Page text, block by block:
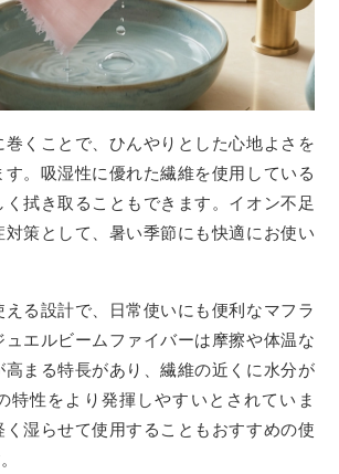
くことで、ひんやりとした心地よさを
。吸湿性に優れた繊維を使用している
拭き取ることもできます。イオン不足
策として、暑い季節にも快適にお使い
る設計で、日常使いにも便利なマフラ
エルビームファイバーは摩擦や体温な
高まる特長があり、繊維の近くに水分が
特性をより発揮しやすいとされていま
湿らせて使用することもおすすめの使